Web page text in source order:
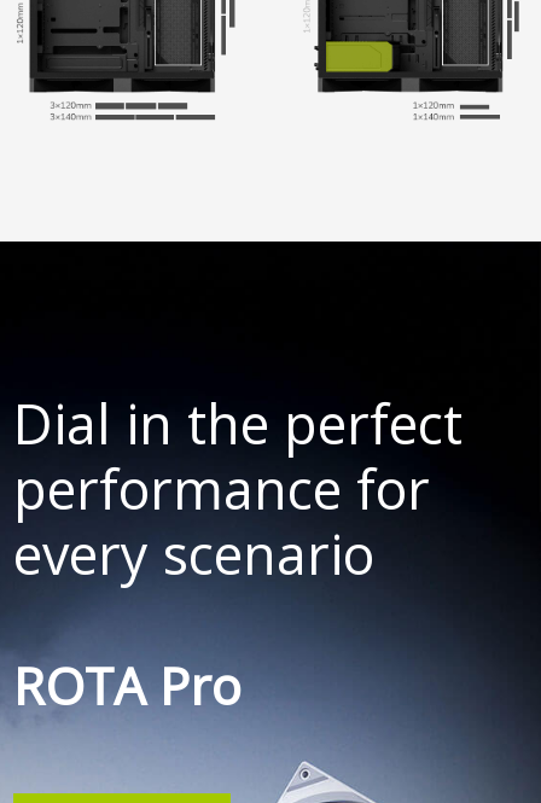
Dial in the perfect
performance for
every scenario
ROTA Pro